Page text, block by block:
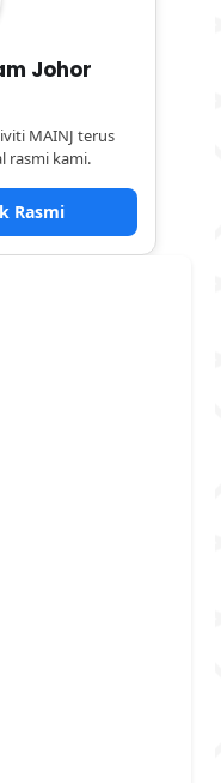
Johor
MAINJ terus
rasmi kami.
Rasmi